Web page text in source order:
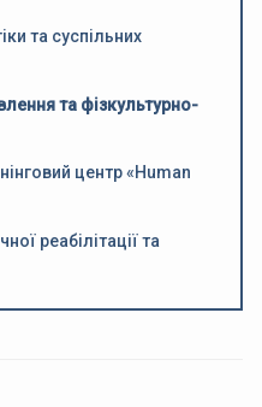
та суспільних
та фізкультурно-
центр «Human
реабілітації та